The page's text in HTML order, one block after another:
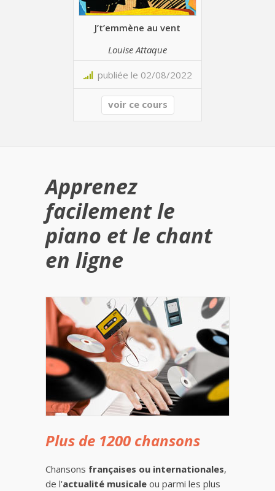
J’t’emmène au vent
Louise Attaque
publiée le 02/08/2022
voir ce cours
Apprenez
facilement le
piano et le chant
en ligne
Plus de 1200 chansons
Chansons françaises ou internationales,
de l'actualité musicale ou parmi les plus